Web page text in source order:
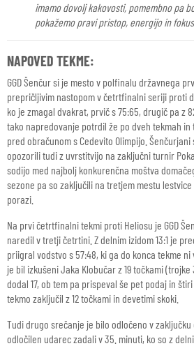
imamo dovolj kakovosti, pomembno pa
pokažemo pravi pristop, energijo in
NAPOVED TEKME:
GGD Šenčur si je mesto v polfinalu državnega
prepričljivim nastopom v četrtfinalni seriji proti
ko je zmagal dvakrat, prvič s 75:65, drugič pa z
tako napredovanje potrdil že po dveh tekmah
pred obračunom s Cedevito Olimpijo.
opozorili tudi z uvrstitvijo na zaključni turnir
sodijo med najbolj konkurenčna moštva
sezone pa so zaključili na tretjem mestu
porazi.
Na prvi četrtfinalni tekmi proti Heliosu je GGD
naredil v tretji četrtini. Z delnim izidom 13:1 je
priigral vodstvo s 57:48, ki ga do konca tekme
je bil izkušeni Jaka Klobučar z 19 točkami (trojke
dodal 17, ob tem pa prispeval še pet podaj in
tekmo zaključil z 12 točkami in devetimi skoki.
Tudi drugo srečanje je bilo odločeno v
odločilen udarec zadali v 35. minuti, ko so z